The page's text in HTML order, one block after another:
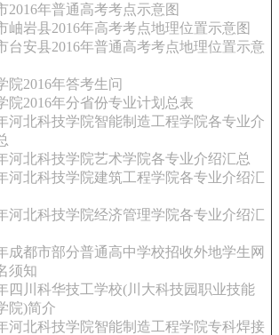
2016年普通高考考点示意图
岫岩县2016年高考考点地理位置示意图
台安县2016年普通高考考点地理位置示意
院2016年答考生问
院2016年分省份专业计划总表
河北科技学院智能制造工程学院各专业介
河北科技学院艺术学院各专业介绍汇总
河北科技学院建筑工程学院各专业介绍汇
河北科技学院经济管理学院各专业介绍汇
成都市部分普通高中学校招收外地学生网
须知
四川科华技工学校(川大科技园职业技能
院)简介
河北科技学院智能制造工程学院专科焊接